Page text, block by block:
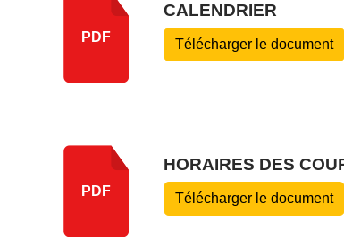
PDF
CALENDRIER
Télécharger le document
PDF
HORAIRES DES
Télécharger le document